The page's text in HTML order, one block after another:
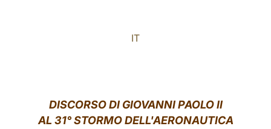
IT
DISCORSO DI GIOVANNI PAOLO II
AL 31° STORMO DELL'AERONAUTICA